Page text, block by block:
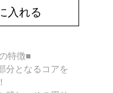
入れる
特徴■
分となるコアを